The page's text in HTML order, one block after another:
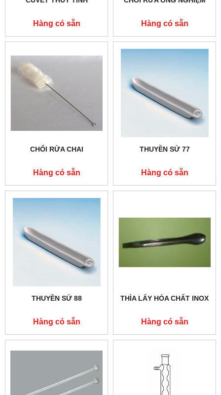
Hàng có sẵn Hàng có sẵn
CHỔI RỬA CHAI
Hàng có sẵn
THUYỀN SỨ 77
Hàng có sẵn
THUYỀN SỨ 88
Hàng có sẵn
THÌA LẤY HÓA CHẤT INOX
Hàng có sẵn